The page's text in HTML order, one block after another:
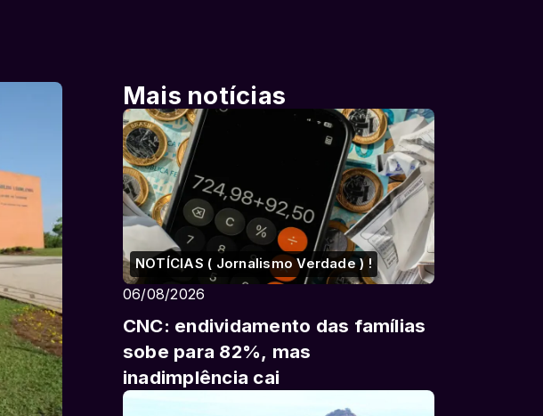
Mais notícias
NOTÍCIAS ( Jornalismo Verdade ) !
06/08/2026
CNC: endividamento das famílias
sobe para 82%, mas
inadimplência cai